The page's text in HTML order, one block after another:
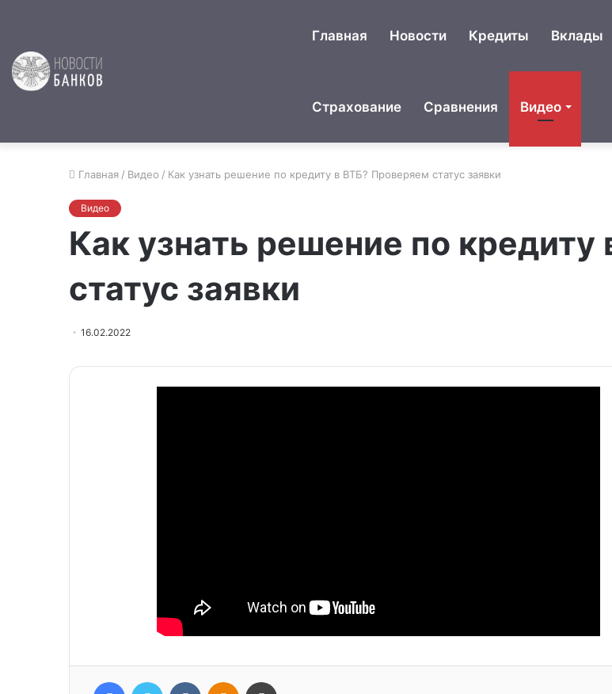
Главная Новости Кредиты Вклады
Страхование Сравнения Видео
Главная / Видео / Как узнать решение по кредиту в ВТБ? Проверяем статус заявки
Видео
Как узнать решение по
статус заявки
16.02.2022
FacebookTwitter ВконтактеОдноклассники